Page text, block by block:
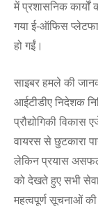
में प्रशासनिक
गया ई-ऑफिस
हो गईं।
साइबर हमले की
आईटीडीए निदेशक
प्रौद्योगिकी विकास
वायरस से छुटकारा
लेकिन प्रयास
को देखते हुए सभी
महत्वपूर्ण सूचनाओं